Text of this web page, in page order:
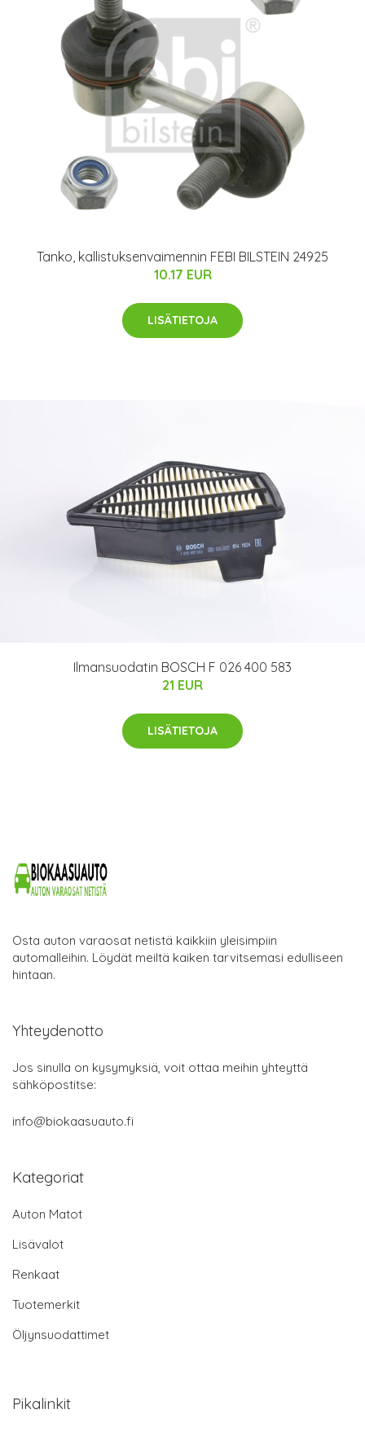
Tanko, kallistuksenvaimennin FEBI BILSTEIN 24925
10.17 EUR
LISÄTIETOJA
Ilmansuodatin BOSCH F 026 400 583
21 EUR
LISÄTIETOJA
Osta auton varaosat netistä kaikkiin yleisimpiin
automalleihin. Löydät meiltä kaiken tarvitsemasi edulliseen
hintaan.
Yhteydenotto
Jos sinulla on kysymyksiä, voit ottaa meihin yhteyttä
sähköpostitse:
info@biokaasuauto.fi
Kategoriat
Auton Matot
Lisävalot
Renkaat
Tuotemerkit
Öljynsuodattimet
Pikalinkit